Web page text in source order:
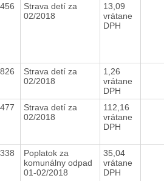
Strava detí za
02/2018
13,09
vrátane
DPH
Strava detí za
02/2018
1,26
vrátane
DPH
Strava detí za
02/2018
112,16
vrátane
DPH
Poplatok za
komunálny odpad
01-02/2018
35,04
vrátane
DPH